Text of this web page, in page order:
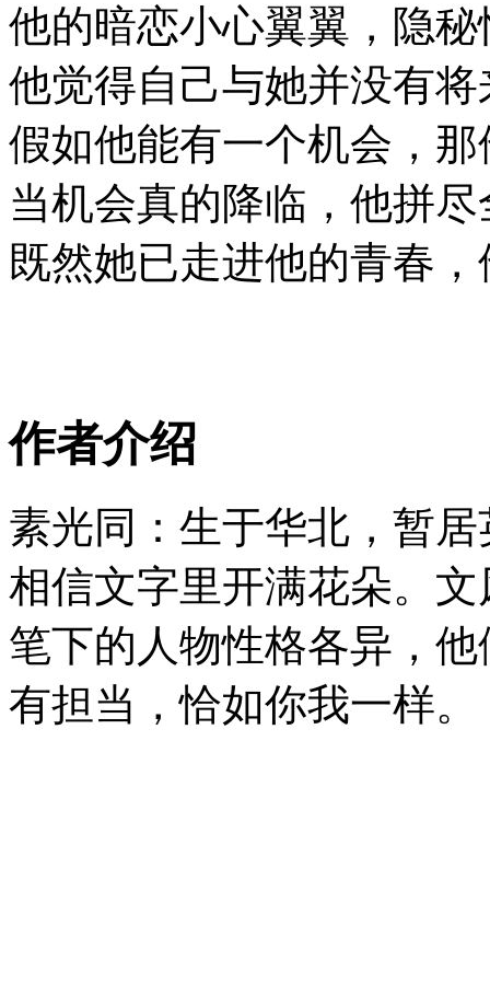
他的暗恋小心翼翼，隐秘
他觉得自己与她并没有
假如他能有一个机会，
当机会真的降临，他拼
既然她已走进他的青春
作者介绍
素光同：生于华北，暂
相信文字里开满花朵。
笔下的人物性格各异，
有担当，恰如你我一样。